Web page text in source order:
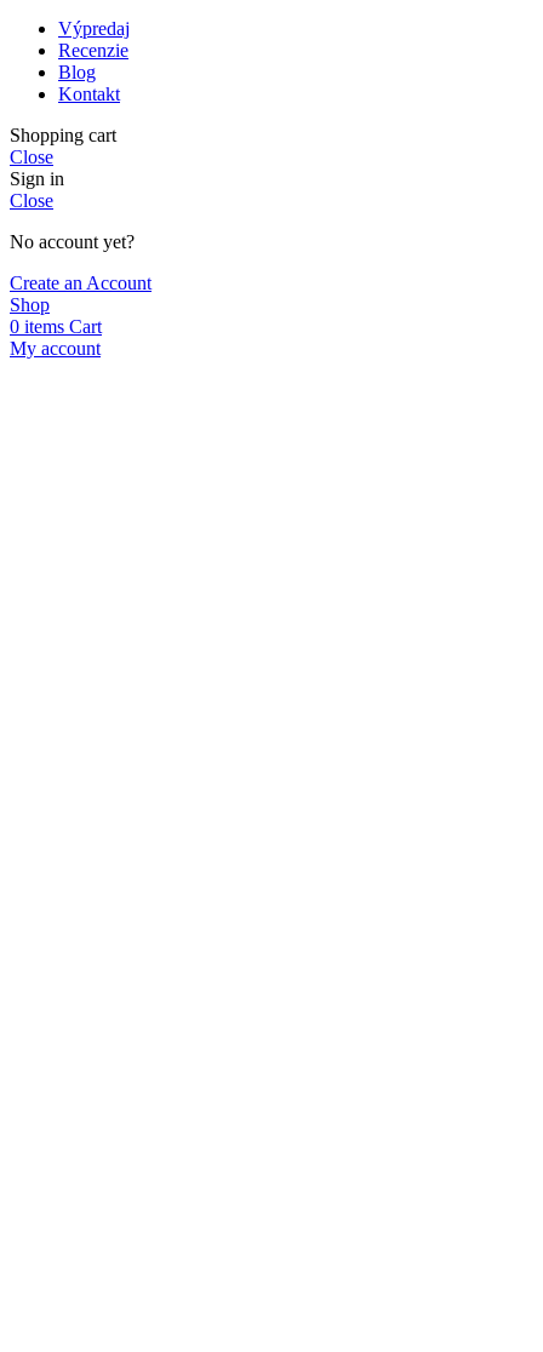
Výpredaj
Recenzie
Blog
Kontakt
Shopping cart
Close
Sign in
Close
No account yet?
Create an Account
Shop
0 items Cart
My account